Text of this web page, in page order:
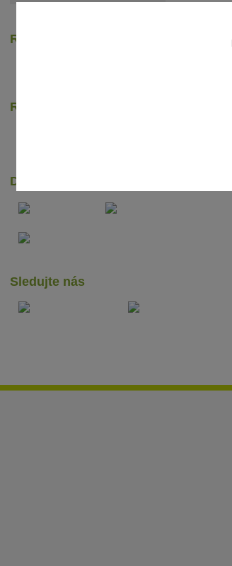
Recenze zákazníků
Rychlé online platby
Dopravci
Sledujte nás